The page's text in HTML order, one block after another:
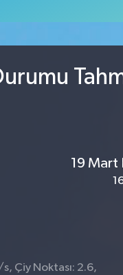
19 Mart
Çiy Noktası: 2.6,